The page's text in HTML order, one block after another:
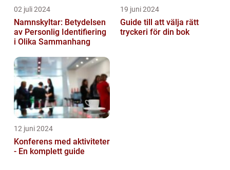
02 juli 2024
Namnskyltar: Betydelsen
av Personlig Identifiering
i Olika Sammanhang
19 juni 2024
Guide till att välja rätt
tryckeri för din bok
12 juni 2024
Konferens med aktiviteter
- En komplett guide